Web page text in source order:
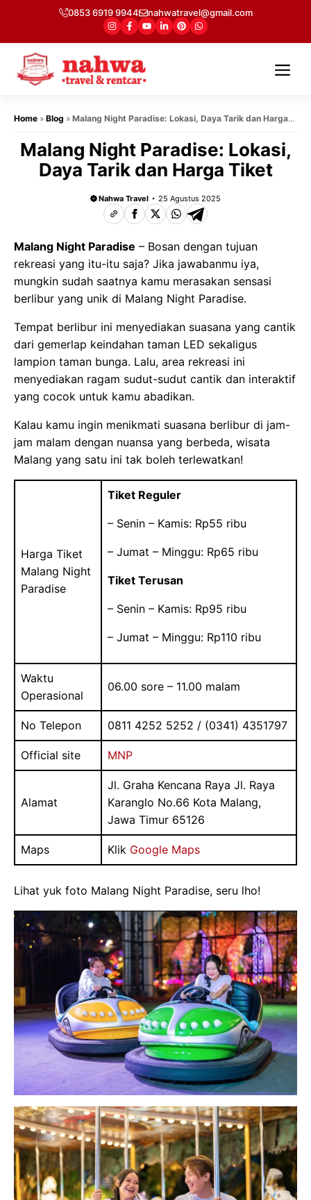
isi
0853 6919 9944 nahwatravel@gmail.com
Home » Blog » Malang Night Paradise: Lokasi, Daya Tarik dan Harga
Malang Night Paradise: Lokasi,
Daya Tarik dan Harga Tiket
Nahwa Travel 25 Agustus 2025
Malang Night Paradise – Bosan dengan tujuan
rekreasi yang itu-itu saja? Jika jawabanmu iya,
mungkin sudah saatnya kamu merasakan sensasi
berlibur yang unik di Malang Night Paradise.
Tempat berlibur ini menyediakan suasana yang cantik
dari gemerlap keindahan taman LED sekaligus
lampion taman bunga. Lalu, area rekreasi ini
menyediakan ragam sudut-sudut cantik dan interaktif
yang cocok untuk kamu abadikan.
Kalau kamu ingin menikmati suasana berlibur di jam-
jam malam dengan nuansa yang berbeda, wisata
Malang yang satu ini tak boleh terlewatkan!
Harga Tiket
Malang Night
Paradise
Tiket Reguler
– Senin – Kamis: Rp55 ribu
– Jumat – Minggu: Rp65 ribu
Tiket Terusan
– Senin – Kamis: Rp95 ribu
– Jumat – Minggu: Rp110 ribu
Waktu
Operasional
06.00 sore – 11.00 malam
No Telepon 0811 4252 5252 / (0341) 4351797
Official site MNP
Alamat
Jl. Graha Kencana Raya Jl. Raya
Karanglo No.66 Kota Malang,
Jawa Timur 65126
Maps Klik Google Maps
Lihat yuk foto Malang Night Paradise, seru lho!